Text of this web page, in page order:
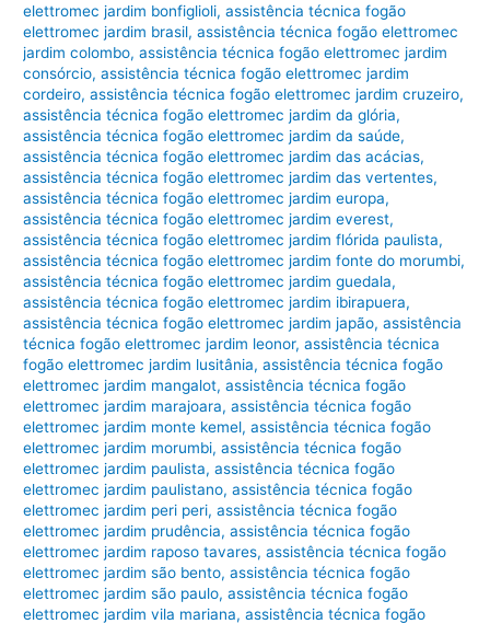
elettromec jardim bonfiglioli,assistência técnica fogão
elettromec jardim brasil,assistência técnica fogão elettromec
jardim colombo,assistência técnica fogão elettromec jardim
consórcio,assistência técnica fogão elettromec jardim
cordeiro,assistência técnica fogão elettromec jardim cruzeiro,
assistência técnica fogão elettromec jardim da glória,
assistência técnica fogão elettromec jardim da saúde,
assistência técnica fogão elettromec jardim das acácias,
assistência técnica fogão elettromec jardim das vertentes,
assistência técnica fogão elettromec jardim europa,
assistência técnica fogão elettromec jardim everest,
assistência técnica fogão elettromec jardim flórida paulista,
assistência técnica fogão elettromec jardim fonte do morumbi,
assistência técnica fogão elettromec jardim guedala,
assistência técnica fogão elettromec jardim ibirapuera,
assistência técnica fogão elettromec jardim japão,assistência
técnica fogão elettromec jardim leonor,assistência técnica
fogão elettromec jardim lusitânia,assistência técnica fogão
elettromec jardim mangalot,assistência técnica fogão
elettromec jardim marajoara,assistência técnica fogão
elettromec jardim monte kemel,assistência técnica fogão
elettromec jardim morumbi,assistência técnica fogão
elettromec jardim paulista,assistência técnica fogão
elettromec jardim paulistano,assistência técnica fogão
elettromec jardim peri peri,assistência técnica fogão
elettromec jardim prudência,assistência técnica fogão
elettromec jardim raposo tavares,assistência técnica fogão
elettromec jardim são bento,assistência técnica fogão
elettromec jardim são paulo,assistência técnica fogão
elettromec jardim vila mariana,assistência técnica fogão